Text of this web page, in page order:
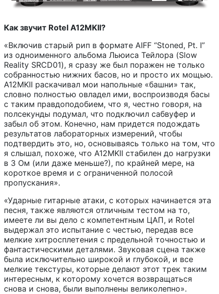
Как звучит Rotel A12MKII?
«Включив старый рип в формате AIFF “Stoned, Pt. I”
из одноименного альбома Льюиса Тейлора (Slow
Reality SRCD01), я сразу же был поражен не только
собранностью нижних басов, но и просто их мощью.
A12MKII раскачивал мои напольные «башни» так,
словно полностью овладел ими, воспроизводя басы
с таким правдоподобием, что я, честно говоря, на
полсекунды подумал, что подключил сабвуфер и
забыл об этом. Конечно, нам придется подождать
результатов лабораторных измерений, чтобы
подтвердить это, но, основываясь только на том, что
я слышал, похоже, что A12MKII стабилен до нагрузки
в 3 Ом (или даже меньше?), по крайней мере, на
короткое время и с ограниченной полосой
пропускания».
«Ударные гитарные атаки, с которых начинается эта
песня, также являются отличным тестом на то,
имеете ли вы дело с компетентным ЦАП, и Rotel
выдержал это испытание с честью, передав все
мелкие хитросплетения с предельной точностью и
фантастическими деталями. Звуковая сцена также
была исключительно широкой и глубокой, и все
мелкие текстуры, которые делают этот трек таким
интересным, к которому хочется возвращаться
снова и снова, были выполнены великолепно».